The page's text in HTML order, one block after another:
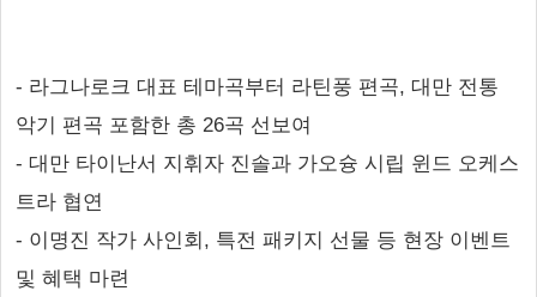
- 라그나로크 대표 테마곡부터 라틴풍 편곡, 대만 전통
악기 편곡 포함한 총 26곡 선보여
- 대만 타이난서 지휘자 진솔과 가오슝 시립 윈드 오케스
트라 협연
- 이명진 작가 사인회, 특전 패키지 선물 등 현장 이벤트
및 혜택 마련